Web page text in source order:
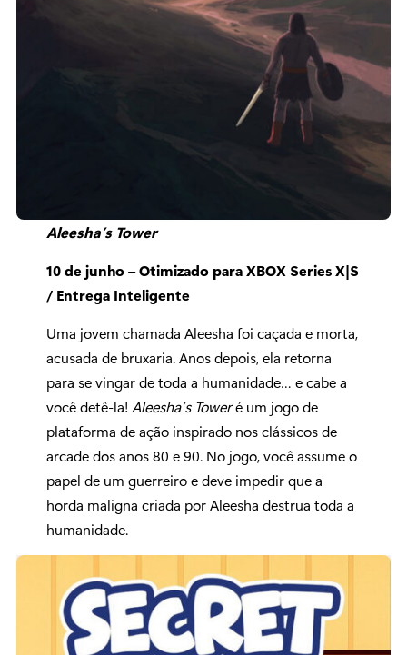
Aleesha’s Tower
10 de junho – Otimizado para XBOX Series X|S
/ Entrega Inteligente
Uma jovem chamada Aleesha foi caçada e morta,
acusada de bruxaria. Anos depois, ela retorna
para se vingar de toda a humanidade… e cabe a
você detê-la! Aleesha’s Toweré um jogo de
plataforma de ação inspirado nos clássicos de
arcade dos anos 80 e 90. No jogo, você assume o
papel de um guerreiro e deve impedir que a
horda maligna criada por Aleesha destrua toda a
humanidade.